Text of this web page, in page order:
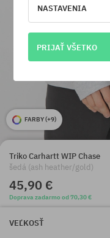
FARBY (+9)
Triko Carhartt WIP Chase
šedá (ash heather/gold)
45,90 €
Doprava zadarmo od 70,30 €
VEĽKOSŤ
NASTAVENIA
PRIJAŤ VŠETKO